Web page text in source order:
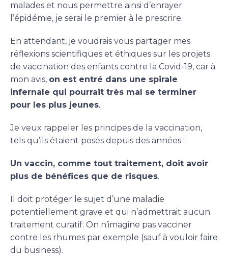
malades et nous permettre ainsi d’enrayer
l’épidémie, je serai le premier à le prescrire.
En attendant, je voudrais vous partager mes
réflexions scientifiques et éthiques sur les projets
de vaccination des enfants contre la Covid-19, car à
mon avis, on est entré dans une spirale
infernale qui pourrait très mal se terminer
pour les plus jeunes.
Je veux rappeler les principes de la vaccination,
tels qu’ils étaient posés depuis des années :
Un vaccin, comme tout traitement, doit avoir
plus de bénéfices que de risques.
Il doit protéger le sujet d’une maladie
potentiellement grave et qui n’admettrait aucun
traitement curatif. On n’imagine pas vacciner
contre les rhumes par exemple (sauf à vouloir faire
du business).